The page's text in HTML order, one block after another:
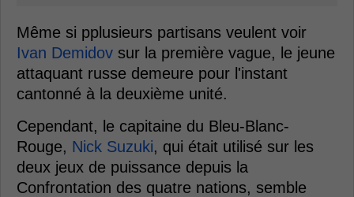
Même si pplusieurs partisans veulent voir
Ivan Demidov sur la première vague, le jeune
attaquant russe demeure pour l'instant
cantonné à la deuxième unité.
Cependant, le capitaine du Bleu-Blanc-
Rouge, Nick Suzuki, qui était utilisé sur les
deux jeux de puissance depuis la
Confrontation des quatre nations, semble